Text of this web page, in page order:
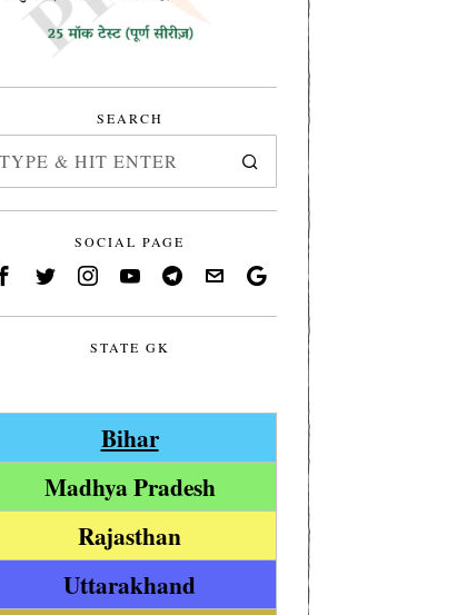
SEARCH
SOCIAL PAGE
STATE GK
Bihar
Madhya Pradesh
Rajasthan
Uttarakhand